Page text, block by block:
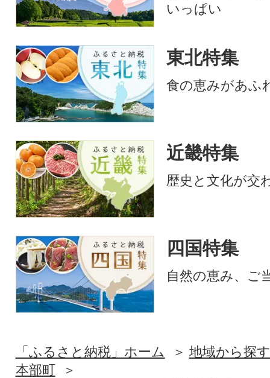
いっぱい
東北特集
食の恵みがあふ
近畿特集
歴史と文化が交
四国特集
自然の恵み、ご
「ふるさと納税」ホーム
地域から探す
本部町